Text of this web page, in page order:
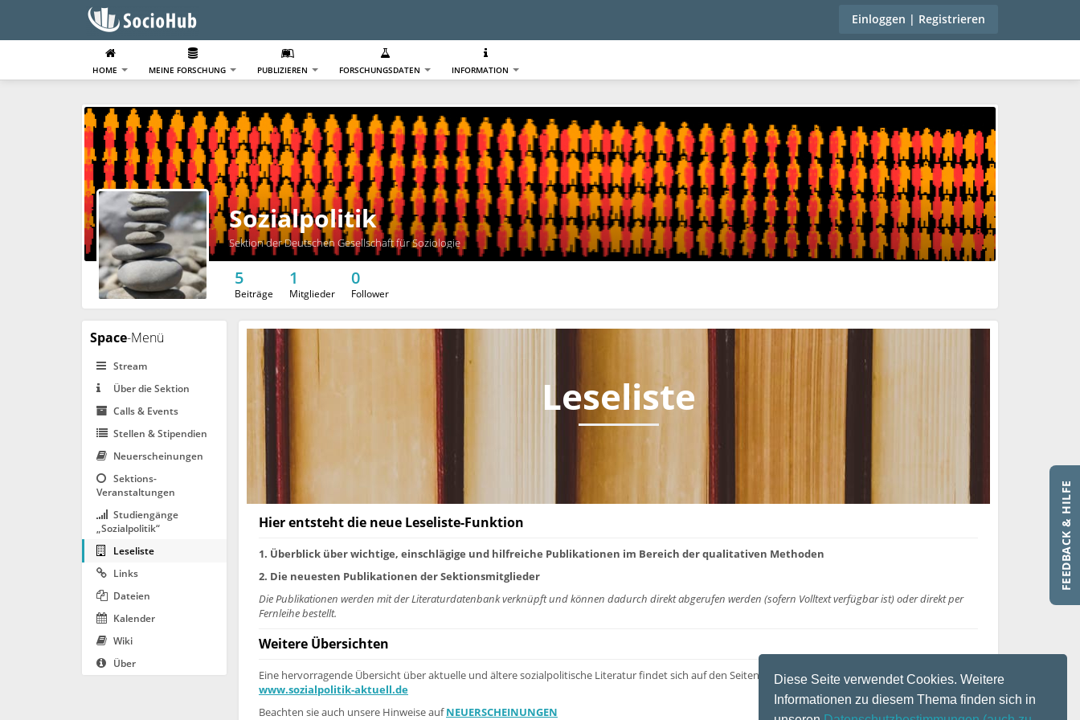
Diese Seite verwendet Cookies. Weitere
Informationen zu diesem Thema finden sich in
FEEDBACK & HILFE
Einloggen | Registrieren
HOME MEINE FORSCHUNG PUBLIZIEREN FORSCHUNGSDATEN INFORMATION
Sozialpolitik
Sektion der Deutschen Gesellschaft für Soziologie
5
Beiträge
1
Mitglieder
0
Follower
Space-Menü
Stream
Über die Sektion
Calls & Events
Stellen & Stipendien
Neuerscheinungen
Sektions-
Veranstaltungen
Studiengänge
„Sozialpolitik“
Leseliste
Links
Dateien
Kalender
Wiki
Über
Leseliste
Hier entsteht die neue Leseliste-Funktion
1. Überblick über wichtige, einschlägige und hilfreiche Publikationen im Bereich der qualitativen Methoden
2. Die neuesten Publikationen der Sektionsmitglieder
Die Publikationen werden mit der Literaturdatenbank verknüpft und können dadurch direkt abgerufen werden (sofern Volltext verfügbar ist) oder direkt per
Fernleihe bestellt.
Weitere Übersichten
Eine hervorragende Übersicht über aktuelle und ältere sozialpolitische Literatur findet sich auf den Seiten von
www.sozialpolitik-aktuell.de
Beachten sie auch unsere Hinweise aufNEUERSCHEINUNGEN